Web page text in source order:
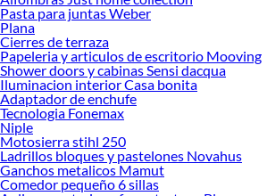
Pasta para juntas Weber
Plana
Cierres de terraza
Papeleria y articulos de escritorio Mooving
Shower doors y cabinas Sensi dacqua
Iluminacion interior Casa bonita
Adaptador de enchufe
Tecnologia Fonemax
Niple
Motosierra stihl 250
Ladrillos bloques y pastelones Novahus
Ganchos metalicos Mamut
Comedor pequeño 6 sillas